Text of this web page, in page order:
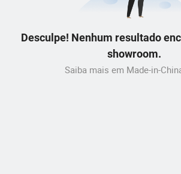
Desculpe! Nenhum resultado
showroom.
Saiba mais em Made-in-